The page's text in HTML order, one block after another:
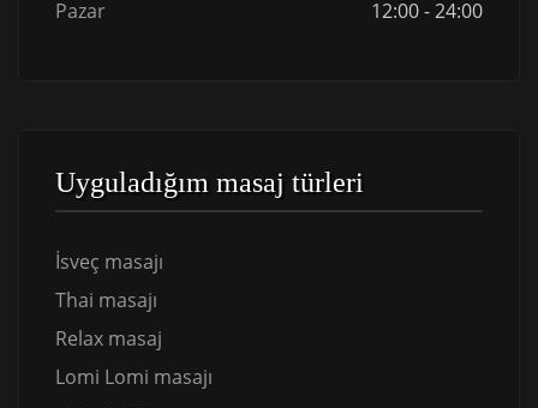
Pazar
12:00 - 24:00
Uyguladığım masaj türleri
İsveç masajı
Thai masajı
Relax masaj
Lomi Lomi masajı